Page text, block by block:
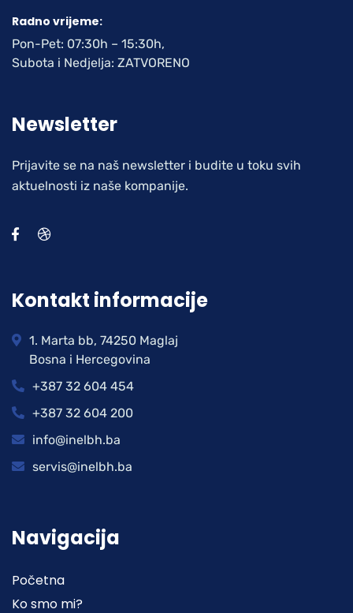
Radno vrijeme:
Pon-Pet: 07:30h – 15:30h,
Subota i Nedjelja: ZATVORENO
Newsletter
Prijavite se na naš newsletter i budite u toku svih
aktuelnosti iz naše kompanije.
Kontakt informacije
1. Marta bb, 74250 Maglaj
Bosna i Hercegovina
+387 32 604 454
+387 32 604 200
info@inelbh.ba
servis@inelbh.ba
Navigacija
Početna
Ko smo mi?